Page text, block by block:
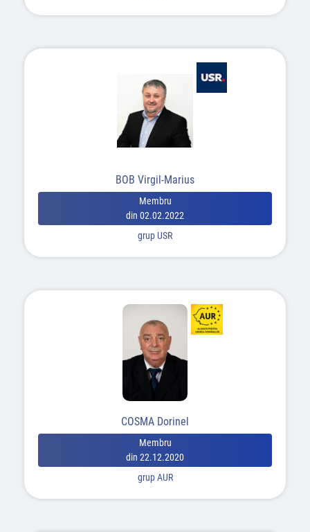
BOB Virgil-Marius
Membru
din 02.02.2022
grup USR
COSMA Dorinel
Membru
din 22.12.2020
grup AUR